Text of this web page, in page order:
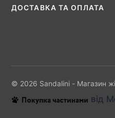
ДОСТАВКА ТА ОПЛАТА
© 2026 Sandalini - Магазин
від